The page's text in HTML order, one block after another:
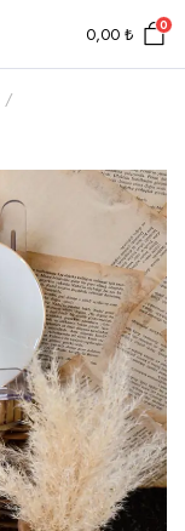
0,00 ₺ 0